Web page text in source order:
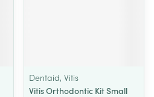
Dentaid, Vitis
Vitis Orthodontic Kit Small